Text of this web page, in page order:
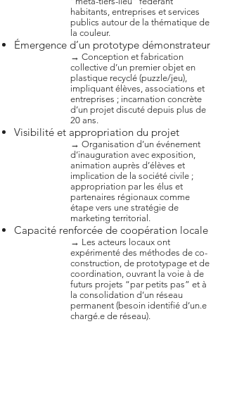
habitants, entreprises et services
publics autour de la thématique de
la couleur.
Émergence d’un prototype démonstrateur
→ Conception et fabrication
collective d’un premier objet en
plastique recyclé (puzzle/jeu),
impliquant élèves, associations et
entreprises ; incarnation concrète
d’un projet discuté depuis plus de
20 ans.
Visibilité et appropriation du projet
→ Organisation d’un événement
d’inauguration avec exposition,
animation auprès d’élèves et
implication de la société civile ;
appropriation par les élus et
partenaires régionaux comme
étape vers une stratégie de
marketing territorial.
Capacité renforcée de coopération locale
→ Les acteurs locaux ont
expérimenté des méthodes de co-
construction, de prototypage et de
coordination, ouvrant la voie à de
futurs projets “par petits pas” et à
la consolidation d’un réseau
permanent (besoin identifié d’un.e
chargé.e de réseau).